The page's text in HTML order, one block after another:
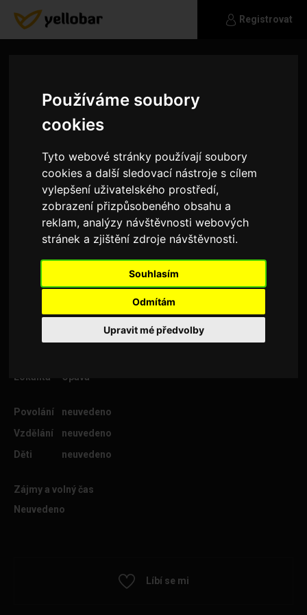
Používáme soubory
cookies
Tyto webové stránky používají soubory
cookies a další sledovací nástroje s cílem
vylepšení uživatelského prostředí,
zobrazení přizpůsobeného obsahu a
reklam, analýzy návštěvnosti webových
stránek a zjištění zdroje návštěvnosti.
Souhlasím
Odmítám
Upravit mé předvolby
Registrovat
annapeterkovaseznamcz
Pro volné chvíle výlety na kole, autem po okolí.
Lokalita
Opava
Povolání
neuvedeno
Vzdělání
neuvedeno
Děti
neuvedeno
Zájmy a volný čas
Neuvedeno
Líbí se mi